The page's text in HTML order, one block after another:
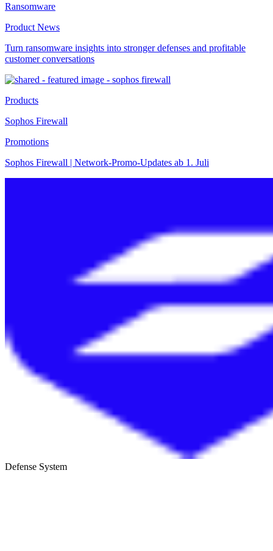
Ransomware
Product News
Turn ransomware insights into stronger defenses and profitable
customer conversations
Products
Sophos Firewall
Promotions
Sophos Firewall | Network-Promo-Updates ab 1. Juli
Defense System